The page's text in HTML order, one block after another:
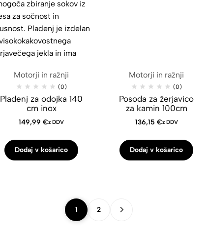
Motorji in ražnji
(0)
Pladenj za odojka 140
cm inox
149,99€z DDV
Dodaj v košarico
Motorji in ražnji
(0)
Posoda za žerjavico
za kamin 100cm
136,15 €z DDV
Dodaj v košarico
1 2